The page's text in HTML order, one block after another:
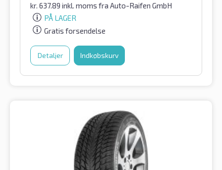
kr. 637.89 inkl. moms fra Auto-Raifen GmbH
PÅ LAGER
Gratis forsendelse
Detaljer Indkøbskurv